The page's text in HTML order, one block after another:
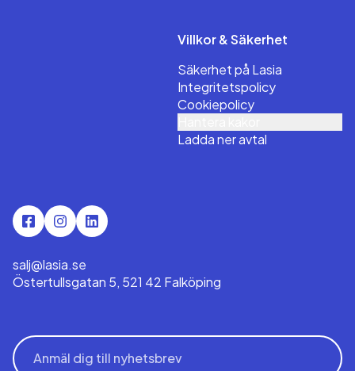
Villkor & Säkerhet
Säkerhet på Lasia
Integritetspolicy
Cookiepolicy
Ladda ner avtal
salj@lasia.se
Östertullsgatan 5, 521 42 Falköping